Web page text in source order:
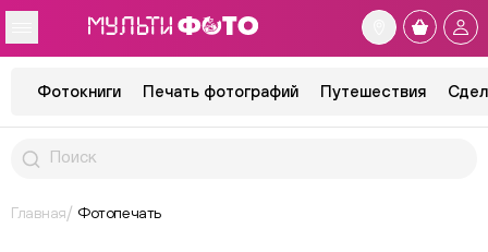
Фотокниги Печать фотографий Путешествия
Главная Фотопечать